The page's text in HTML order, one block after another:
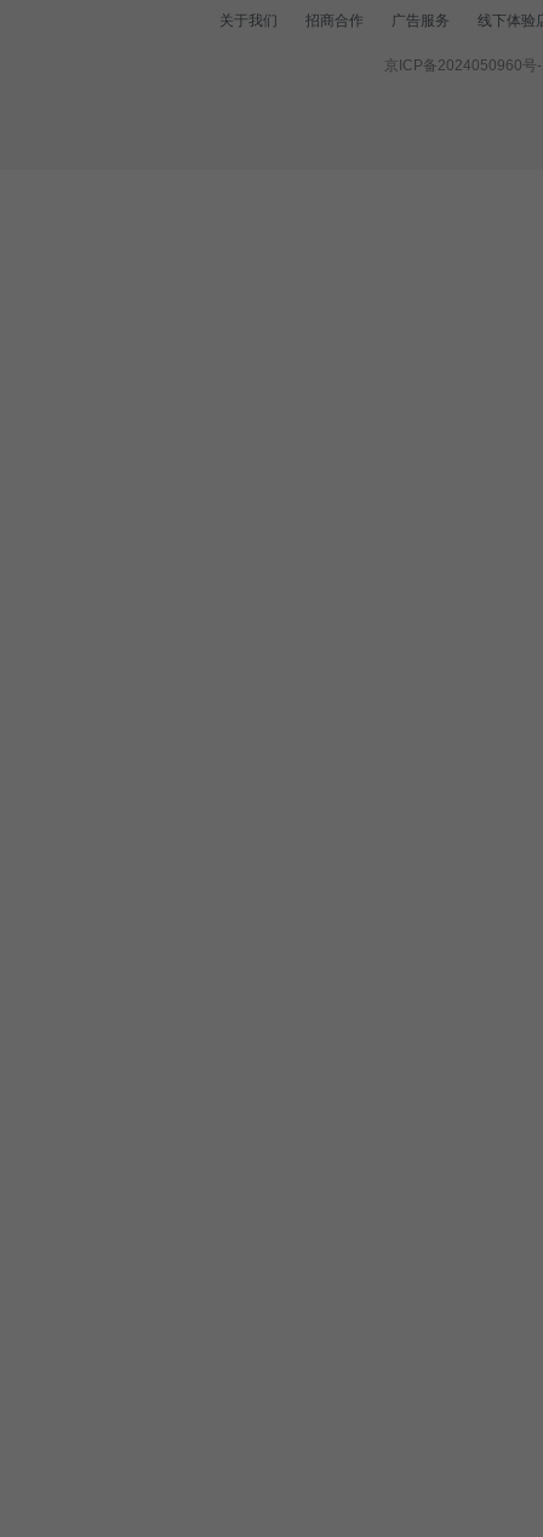
关于我们 招商合作 广告服务 线下体验
京ICP备2024050960号